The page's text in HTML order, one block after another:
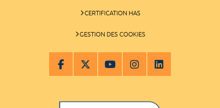
CERTIFICATION HAS
GESTION DES COOKIES